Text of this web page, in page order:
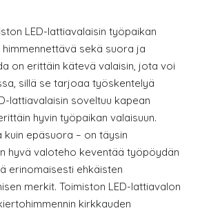
LED-lattiavalaisin työpaikan
himmennettävä sekä suora ja
on erittäin kätevä valaisin, jota voi
sillä se tarjoaa työskentelyä
lattiavalaisin soveltuu kapean
hyvin työpaikan valaisuun.
kuin epäsuora – on täysin
hyvä valoteho keventää työpöydän
erinomaisesti ehkäisten
merkit. Toimiston LED-lattiavalon
kirkkauden